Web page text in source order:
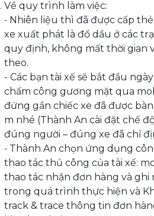
Về quy trình làm việc:
- Nhiên liệu thì đã được cấp
xe xuất phát là đổ dầu ở các
quy định, không mất thời gian
theo.
- Các bạn tài xế sẽ bắt đầu
chấm công gương mặt qua
đứng gần chiếc xe đã được
m nhé (Thành An cài đặt chế
đúng người – đúng xe đã chỉ
- Thành An chọn ứng dụng
thao tác thủ công của tài xế:
thao tác nhận đơn hàng và
trong quá trình thực hiện và
track & trace thông tin đơn